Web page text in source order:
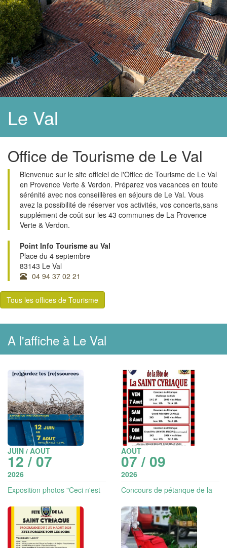
Le Val
Office de Tourisme de Le Val
Bienvenue sur le site officiel de l'Office de Tourisme de Le Val
en Provence Verte & Verdon. Préparez vos vacances en toute
sérénité avec nos conseillères en séjours de Le Val. Vous
avez la possibilité de réserver vos activités, vos concerts,sans
supplément de coût sur les 43 communes de La Provence
Verte & Verdon.
Point Info Tourisme au Val
Place du 4 septembre
83143 Le Val
04 94 37 02 21
Tous les offices de Tourisme
A l'affiche à Le Val
JUIN / AOUT
12 / 07
2026
Exposition photos "Ceci n'est
AOUT
07 / 09
2026
Concours de pétanque de la